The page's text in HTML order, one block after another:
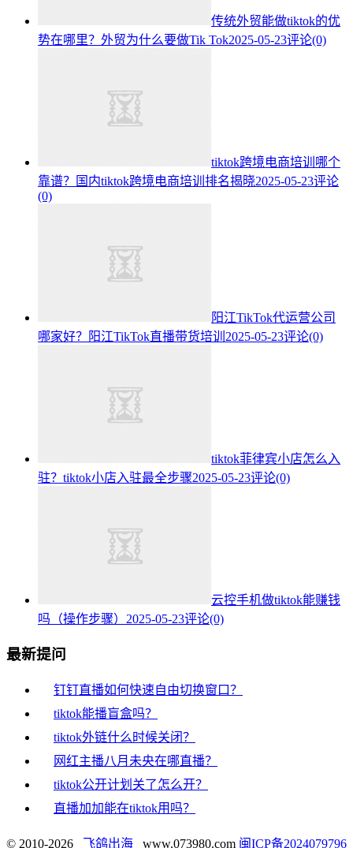
传统外贸能做tiktok的优
势在哪里？外贸为什么要做Tik Tok2025-05-23评论(0)
tiktok跨境电商培训哪个
靠谱？国内tiktok跨境电商培训排名揭晓2025-05-23评论
(0)
阳江TikTok代运营公司
哪家好？阳江TikTok直播带货培训 2025-05-23评论(0)
tiktok菲律宾小店怎么入
驻？tiktok小店入驻最全步骤2025-05-23评论(0)
云控手机做tiktok能赚钱
吗（操作步骤） 2025-05-23评论(0)
最新提问
钉钉直播如何快速自由切换窗口？
tiktok能播盲盒吗？
tiktok外链什么时候关闭？
网红主播八月未央在哪直播？
tiktok公开计划关了怎么开？
直播加加能在tiktok用吗？
© 2010-2026 飞鸽出海 www.073980.com 闽ICP备2024079796